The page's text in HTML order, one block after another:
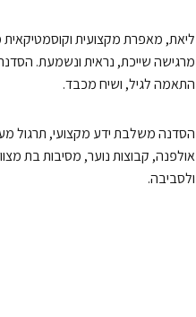
ליאת, מאפרת מקצועית
מרגישה שייכת, נראית ונשמעת.
התאמה לגיל, ושיח מכבד.
הסדנה משלבת ידע מקצועי, תרגול
אולפנה, קבוצות נוער, מסיבות בת
ולסביבה.